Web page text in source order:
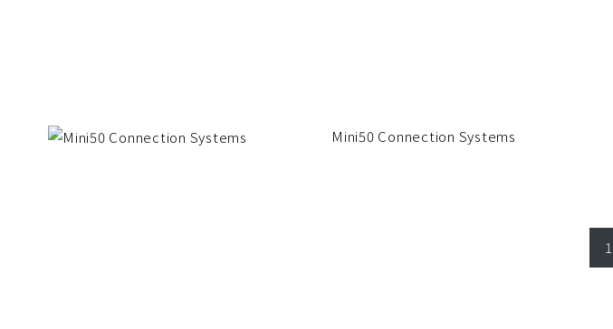
Mini50 Connection Systems
1